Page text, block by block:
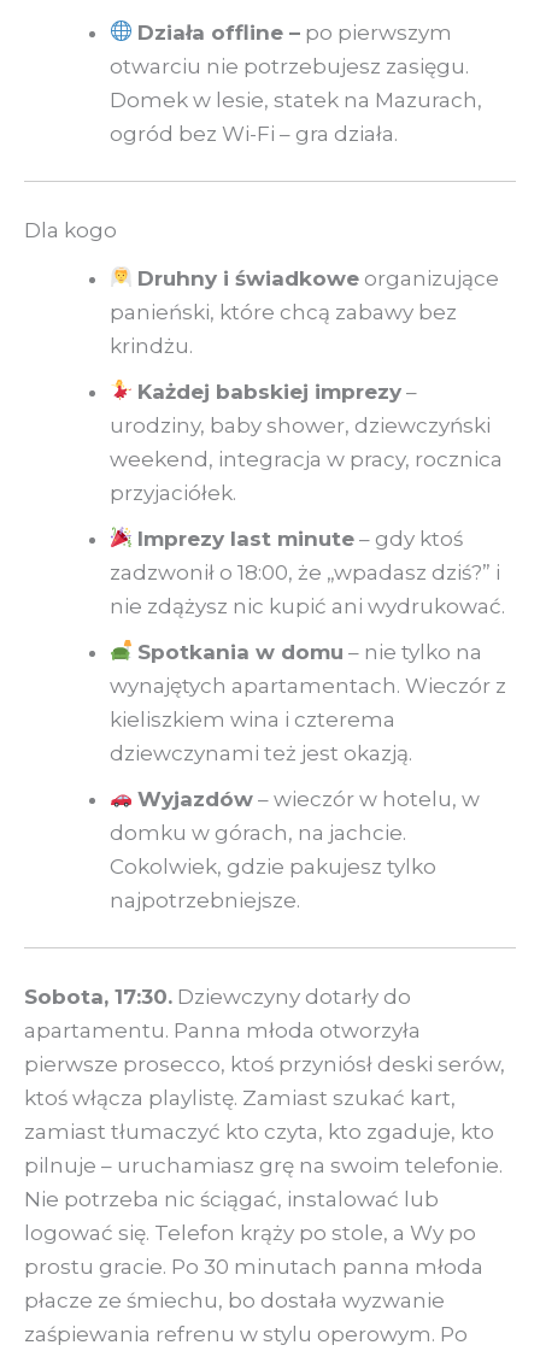
Działa offline – po pierwszym
otwarciu nie potrzebujesz zasięgu.
Domek w lesie, statek na Mazurach,
ogród bez Wi-Fi – gra działa.
Dla kogo
Druhny i świadkowe organizujące
panieński, które chcą zabawy bez
krindżu.
Każdej babskiej imprezy –
urodziny, baby shower, dziewczyński
weekend, integracja w pracy, rocznica
przyjaciółek.
Imprezy last minute – gdy ktoś
zadzwonił o 18:00, że „wpadasz dziś?” i
nie zdążysz nic kupić ani wydrukować.
Spotkania w domu – nie tylko na
wynajętych apartamentach. Wieczór z
kieliszkiem wina i czterema
dziewczynami też jest okazją.
Wyjazdów – wieczór w hotelu, w
domku w górach, na jachcie.
Cokolwiek, gdzie pakujesz tylko
najpotrzebniejsze.
Sobota, 17:30. Dziewczyny dotarły do
apartamentu. Panna młoda otworzyła
pierwsze prosecco, ktoś przyniósł deski serów,
ktoś włącza playlistę. Zamiast szukać kart,
zamiast tłumaczyć kto czyta, kto zgaduje, kto
pilnuje – uruchamiasz grę na swoim telefonie.
Nie potrzeba nic ściągać, instalować lub
logować się. Telefon krąży po stole, a Wy po
prostu gracie. Po 30 minutach panna młoda
płacze ze śmiechu, bo dostała wyzwanie
zaśpiewania refrenu w stylu operowym. Po